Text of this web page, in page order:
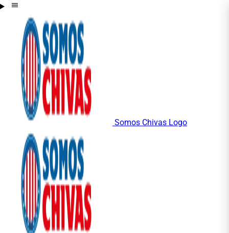
Somos Chivas Logo